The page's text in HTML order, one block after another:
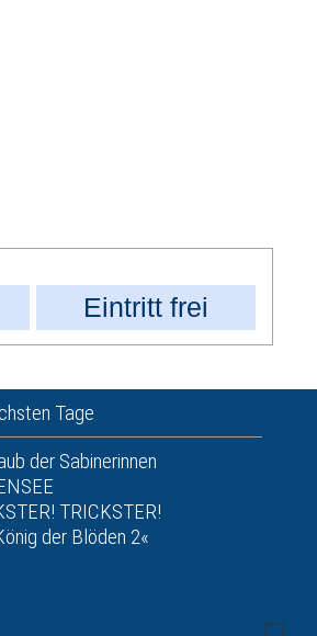
Eintritt frei
Tage
der Sabinerinnen
TRICKSTER!
der Blöden 2«